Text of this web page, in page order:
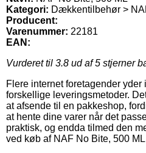
Kategori: Dækkentilbehør >
Producent:
Varenummer: 22181
EAN:
Vurderet til 3.8 ud af 5 stjerner
Flere internet foretagender yder
forskellige leveringsmetoder.
at afsende til en pakkeshop,
at hente dine varer når det
praktisk, og endda tilmed den
ved køb af NAF No Bite, 500